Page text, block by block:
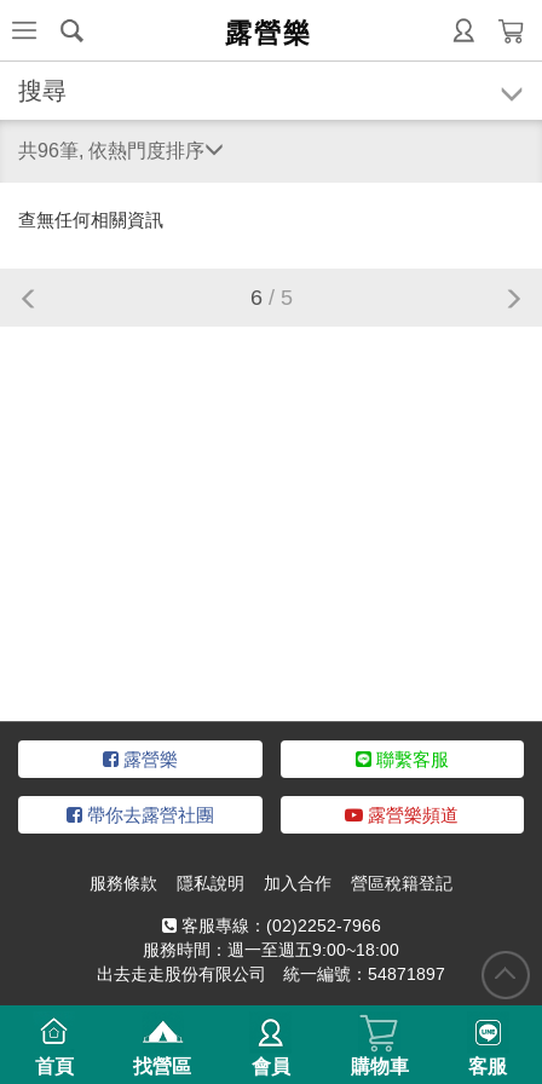
露營樂
搜尋
共96筆, 依熱門度排序
查無任何相關資訊
6 / 5
露營樂 聯繫客服
帶你去露營社團 露營樂頻道
服務條款 隱私說明 加入合作 營區稅籍登記
客服專線： (02)2252-7966
服務時間：週一至週五9:00~18:00
出去走走股份有限公司 統一編號：54871897
首頁 找營區 會員 購物車 客服